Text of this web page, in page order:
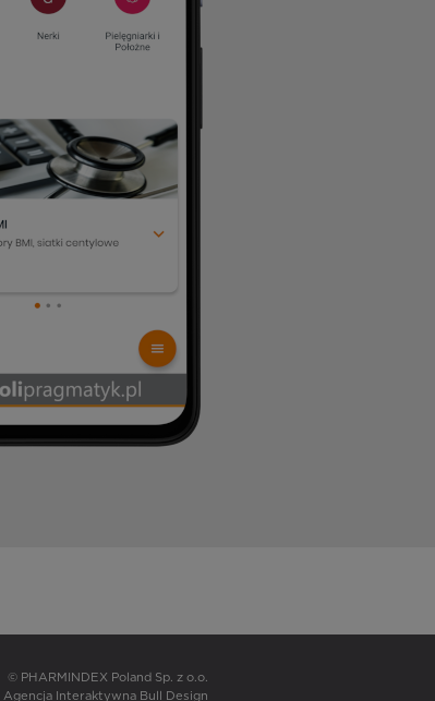
© PHARMINDEX Poland Sp. z o.o.
Agencja Interaktywna Bull Design